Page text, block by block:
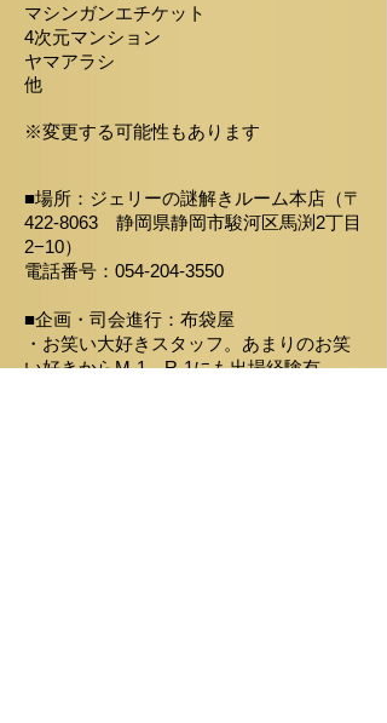
マシンガンエチケット
4次元マンション
ヤマアラシ
他
※変更する可能性もあります​
​■場所：ジェリーの謎解きルーム本店（〒
422-8063 静岡県静岡市駿河区馬渕2丁目
2−10）
​電話番号：054-204-3550
■企画・司会進行：布袋屋
・お笑い大好きスタッフ。あまりのお笑
い好きからM-1、R-1にも出場経験有。